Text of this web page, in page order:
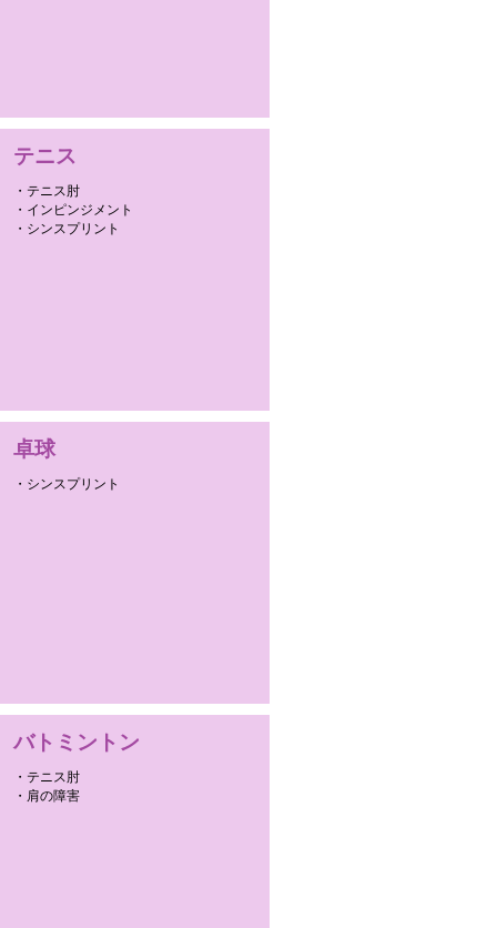
テニス
・テニス肘
・インピンジメント
・シンスプリント
卓球
・シンスプリント
バトミントン
・テニス肘
・肩の障害